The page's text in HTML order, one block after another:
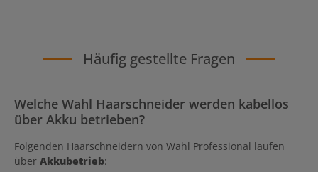
Häufig gestellte Fragen
Welche Wahl Haarschneider werden kabellos
über Akku betrieben?
Folgenden Haarschneidern von Wahl Professional laufen
über Akkubetrieb: